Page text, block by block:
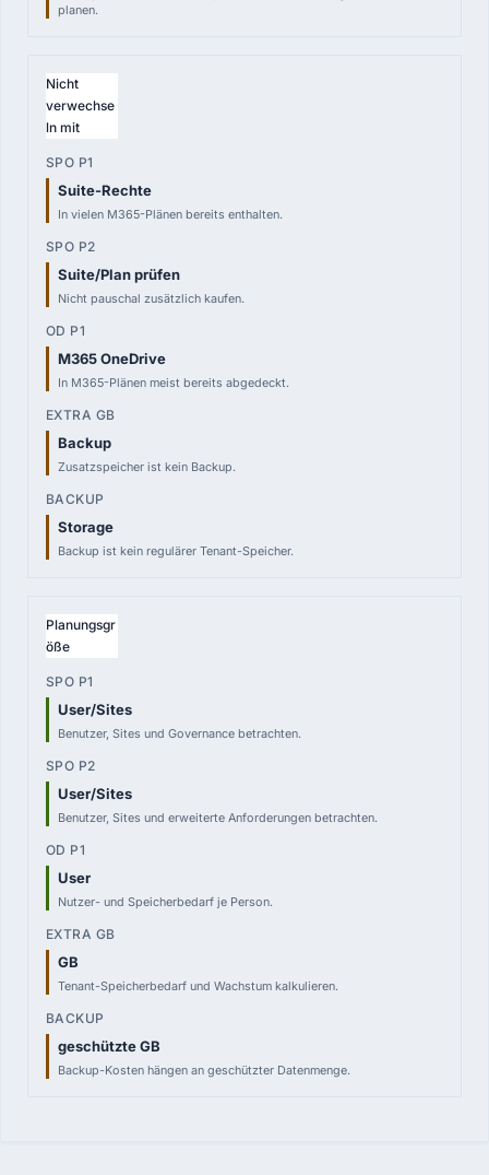
planen.
Nicht
verwechse
ln mit
Suite-Rechte
In vielen M365-Plänen bereits enthalten.
Suite/Plan prüfen
Nicht pauschal zusätzlich kaufen.
M365 OneDrive
In M365-Plänen meist bereits abgedeckt.
Backup
Zusatzspeicher ist kein Backup.
Storage
Backup ist kein regulärer Tenant-Speicher.
Planungsgr
öße
User/Sites
Benutzer, Sites und Governance betrachten.
User/Sites
Benutzer, Sites und erweiterte Anforderungen betrachten.
User
Nutzer- und Speicherbedarf je Person.
GB
Tenant-Speicherbedarf und Wachstum kalkulieren.
geschützte GB
Backup-Kosten hängen an geschützter Datenmenge.